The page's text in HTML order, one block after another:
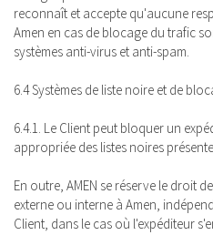
reconnaît et accepte qu'aucune
Amen en cas de blocage du trafic
systèmes anti-virus et anti-spam.
6.4 Systèmes de liste noire et de
6.4.1. Le Client peut bloquer un
appropriée des listes noires
En outre, AMEN se réserve le droit
externe ou interne à Amen,
Client, dans le cas où l'expéditeur